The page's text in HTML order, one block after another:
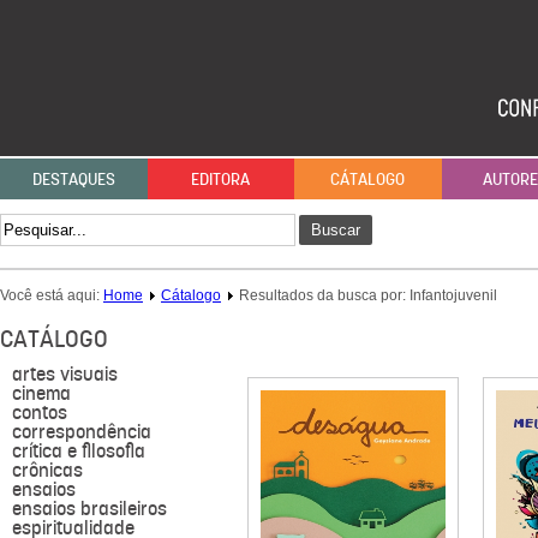
DESTAQUES EDITORA CÁTALOGO
Buscar
Você está aqui: Home Cátalogo Resultados da busca por: Infantojuvenil
CATÁLOGO
artes visuais
cinema
contos
correspondência
crítica e filosofia
crônicas
ensaios
ensaios brasileiros
espiritualidade